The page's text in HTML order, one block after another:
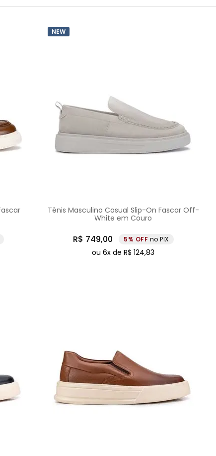
NEW
Tênis Masculino Casual Slip-On Fascar Off-
White em Couro
R$ 749,00 5% no PIX
ou6x deR$ 124,83